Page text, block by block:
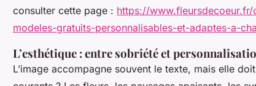
consulter cette page : https://
modeles-gratuits-personnalisables-et-adaptes-a-
L’esthétique : entre sobriété et
L’image accompagne souvent le texte, mais elle